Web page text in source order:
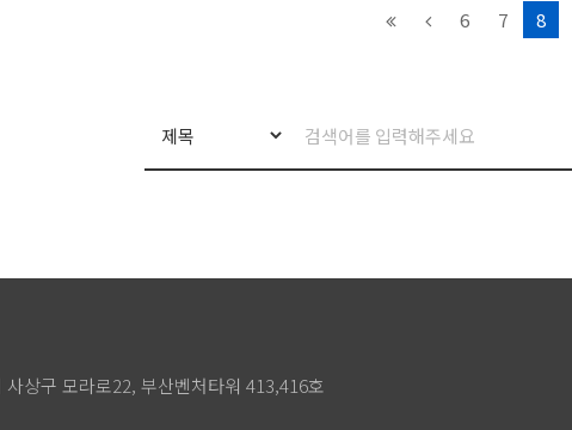
6 7 8
상구 모라로22, 부산벤처타워 413,416호